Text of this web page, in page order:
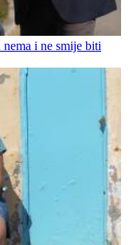
i ne smije biti